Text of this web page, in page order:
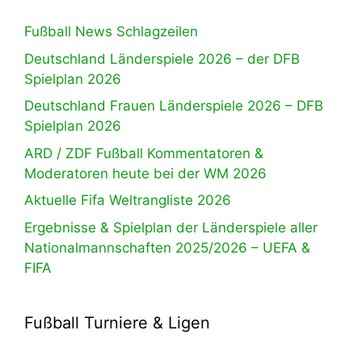
Fußball News Schlagzeilen
Deutschland Länderspiele 2026 – der DFB
Spielplan 2026
Deutschland Frauen Länderspiele 2026 – DFB
Spielplan 2026
ARD / ZDF Fußball Kommentatoren &
Moderatoren heute bei der WM 2026
Aktuelle Fifa Weltrangliste 2026
Ergebnisse & Spielplan der Länderspiele aller
Nationalmannschaften 2025/2026 – UEFA &
FIFA
Fußball Turniere & Ligen